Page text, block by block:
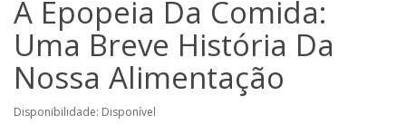
A Epopeia Da Comida:
Uma Breve História Da
Nossa Alimentação
Disponibilidade: Disponível